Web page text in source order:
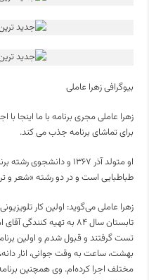
بیوگرافی زهرا عاملی
زهرا عاملی مجری برنامه با ما اینجا
برای تماشای برنامه جذب می کند.
او متولد آذر ۱۳۶۷ و
طباطبایی است و در دو رشته «شعر و
زهرا عاملی می‌گوید: اولین کار
تابستان سال ۸۴ به تهیه‌
تست گرفتند و قبول شدم و اولین
بهشت، ساعت به وقت جوانی، انار
مختلف اجرا کرده‌ام. وی همچنین